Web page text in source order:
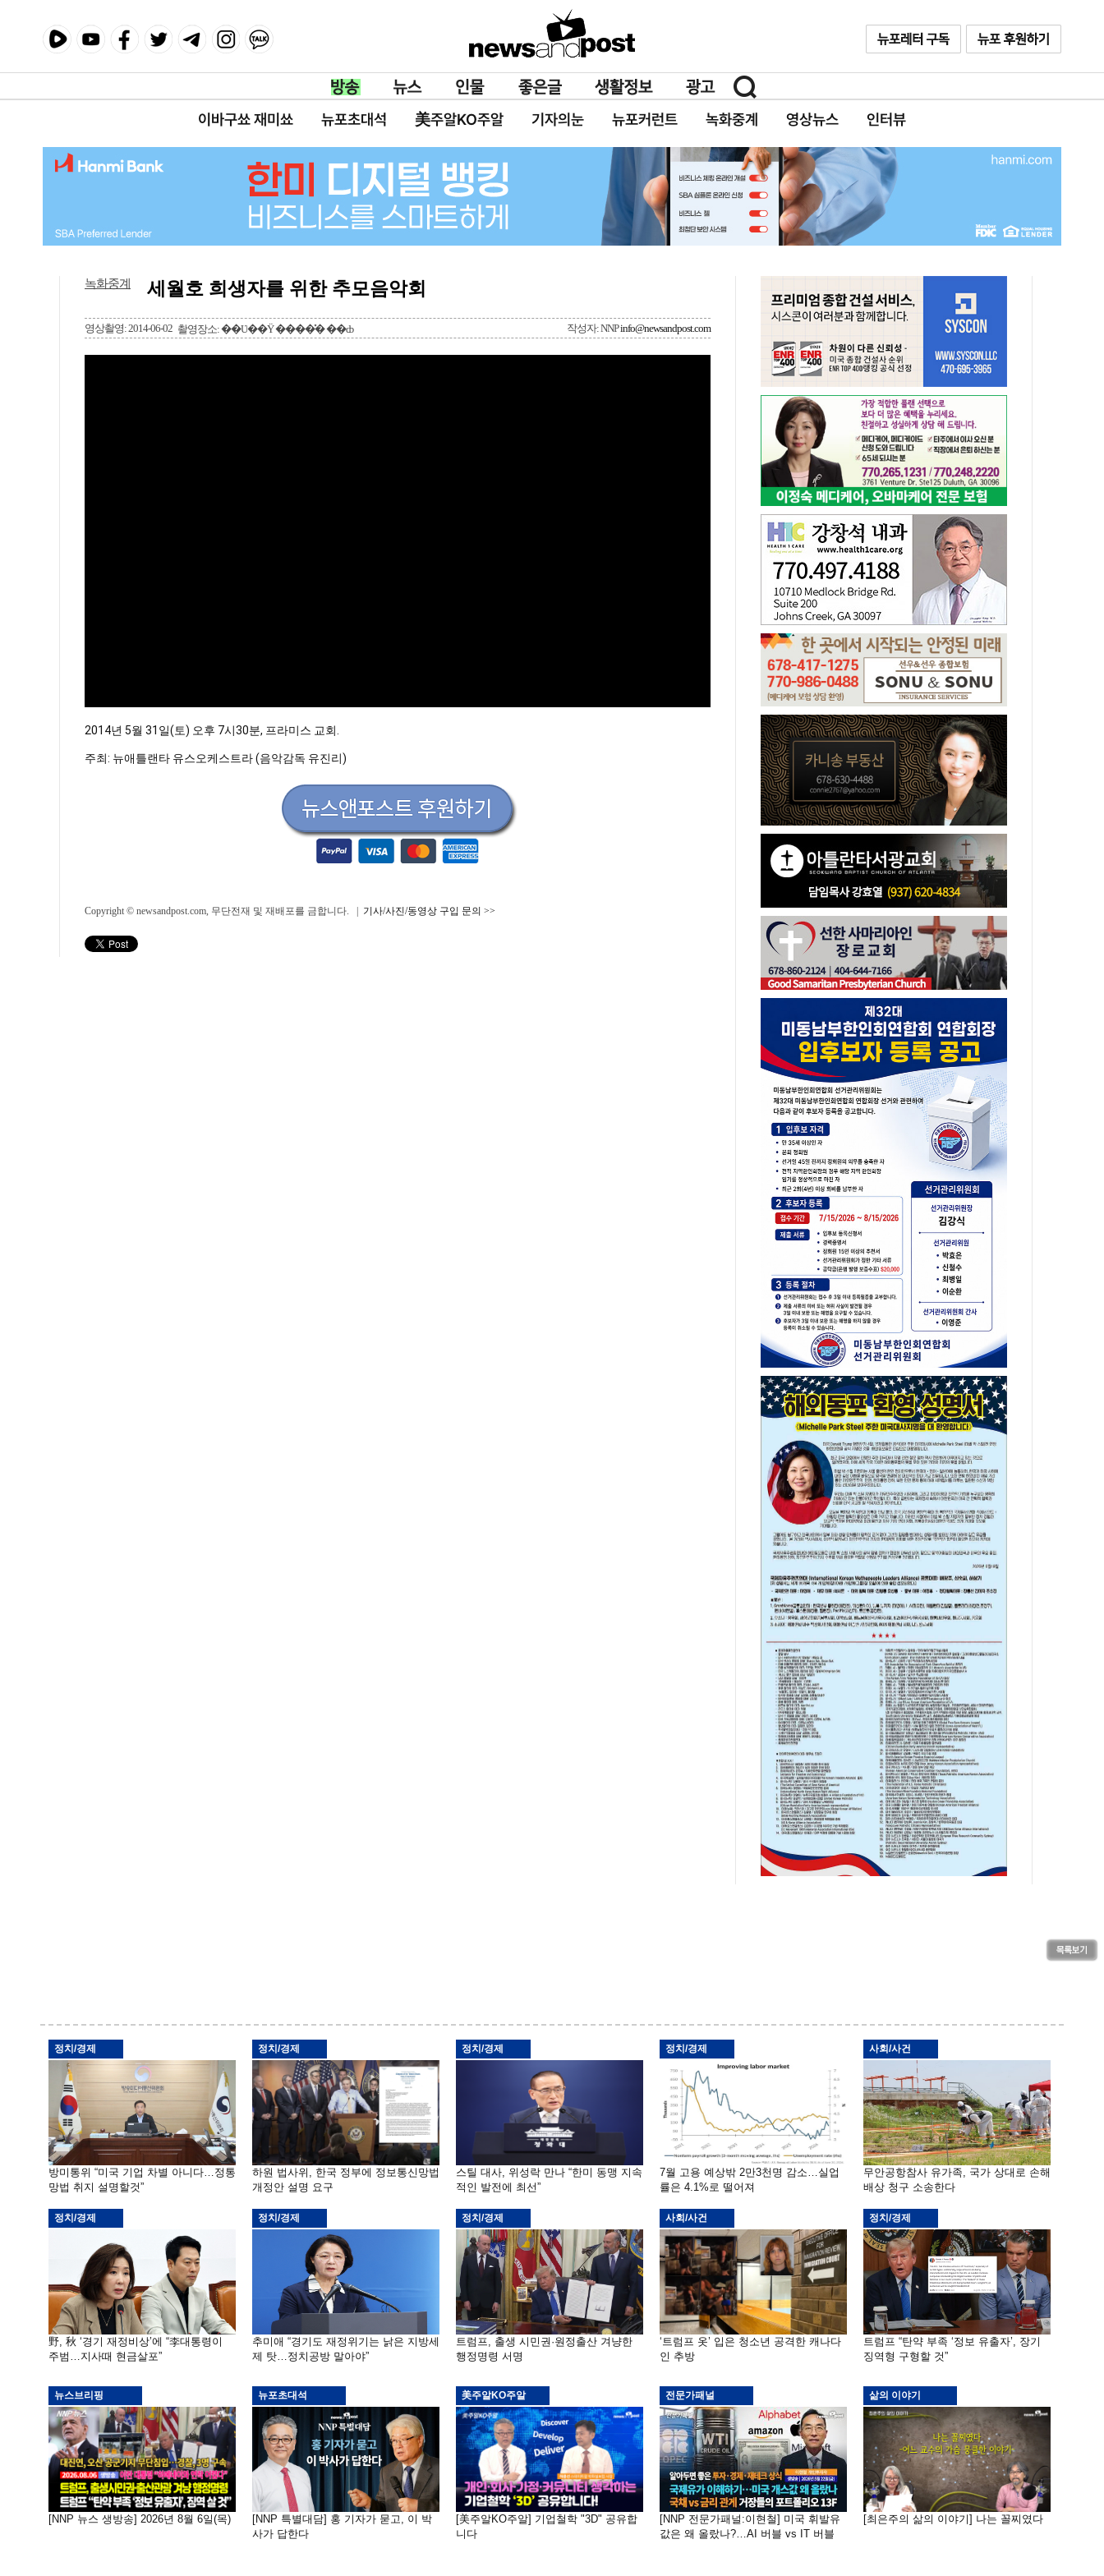
이바구쑈 재미쑈 뉴포초대석 美주알KO주알 기자의눈 뉴포커런트 녹화중계 영상뉴스 인터뷰
녹화중계 세월호 희생자를 위한 추모음악회
영상촬영: 2014-06-02 촬영장소: ��Ʋ��Ÿ ����̽� ��ȸ 작성자: NNPinfo@newsandpost.com
2014년 5월 31일(토) 오후 7시30분, 프라미스 교회.
주최: 뉴애틀랜타 유스오케스트라 (음악감독 유진리)
Copyright © newsandpost.com, 무단전재 및 재배포를 금합니다. | 기사/사진/동영상 구입 문의 >>
정치/경제
방미통위 “미국 기업 차별 아니다…정통
망법 취지 설명할것”
정치/경제
하원 법사위, 한국 정부에 정보통신망법
개정안 설명 요구
정치/경제
스틸 대사, 위성락 만나 “한미 동맹 지속
적인 발전에 최선”
정치/경제
7월 고용 예상밖 2만3천명 감소…실업
률은 4.1%로 떨어져
사회/사건
무안공항참사 유가족, 국가 상대로 손해
배상 청구 소송한다
정치/경제
野, 秋 ‘경기 재정비상’에 “李대통령이
주범…지사때 현금살포”
정치/경제
추미애 “경기도 재정위기는 낡은 지방세
제 탓…정치공방 말아야”
정치/경제
트럼프, 출생 시민권·원정출산 겨냥한
행정명령 서명
사회/사건
‘트럼프 옷’ 입은 청소년 공격한 캐나다
인 추방
정치/경제
트럼프 “탄약 부족 ‘정보 유출자’, 장기
징역형 구형할 것”
뉴스브리핑
[NNP 뉴스 생방송] 2026년 8월 6일(목)
뉴포초대석
[NNP 특별대담] 홍 기자가 묻고, 이 박
사가 답한다
美주알KO주알
[美주알KO주알] 기업철학 "3D" 공유합
니다
전문가패널
[NNP 전문가패널:이현철] 미국 휘발유
값은 왜 올랐나?…AI 버블 vs IT 버블
삶의 이야기
[최은주의 삶의 이야기] 나는 꼴찌였다